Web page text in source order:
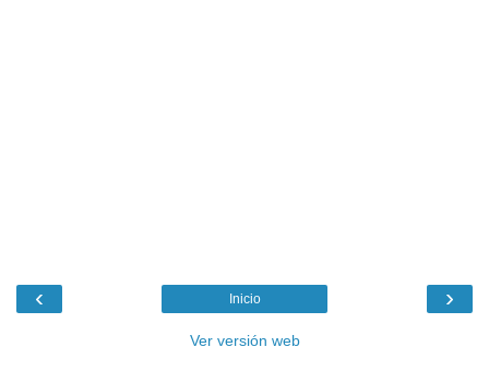
‹ ›
Inicio
Ver versión web